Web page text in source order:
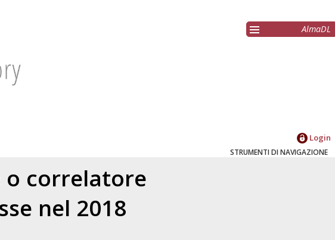
AlmaDL
Login
STRUMENTI DI NAVIGAZIONE
o correlatore
nel 2018